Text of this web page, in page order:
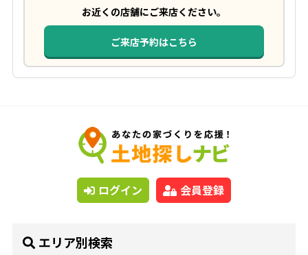
お近くの店舗にご来店ください。
ご来店予約はこちら
ログイン 会員登録
エリア別検索